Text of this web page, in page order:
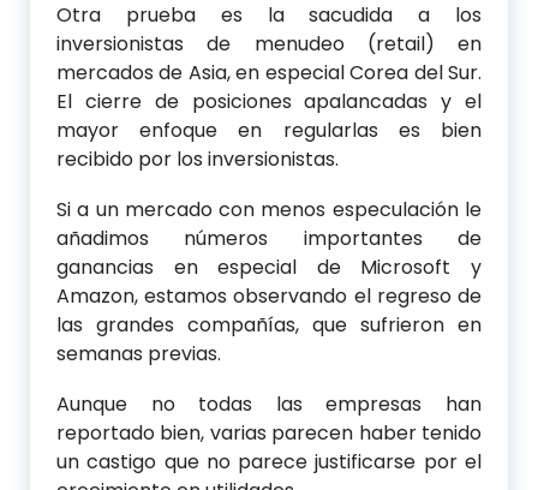
Otra prueba es la sacudida a los
inversionistas de menudeo (retail) en
mercados de Asia, en especial Corea del Sur.
El cierre de posiciones apalancadas y el
mayor enfoque en regularlas es bien
recibido por los inversionistas.
Si a un mercado con menos especulación le
añadimos números importantes de
ganancias en especial de Microsoft y
Amazon, estamos observando el regreso de
las grandes compañías, que sufrieron en
semanas previas.
Aunque no todas las empresas han
reportado bien, varias parecen haber tenido
un castigo que no parece justificarse por el